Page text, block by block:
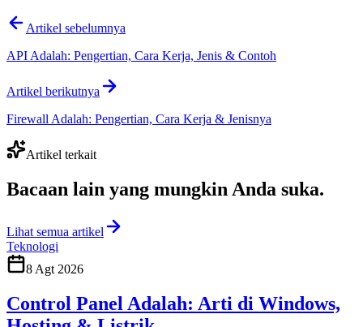
Artikel sebelumnya
API Adalah: Pengertian, Cara Kerja, Jenis & Contoh
Artikel berikutnya
Firewall Adalah: Pengertian, Cara Kerja & Jenisnya
Artikel terkait
Bacaan lain yang mungkin Anda suka.
Lihat semua artikel
Teknologi
8 Agt 2026
Control Panel Adalah: Arti di Windows,